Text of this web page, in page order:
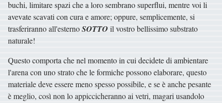
buchi, limitare spazi che a loro sembrano superflui, mentre voi li
avevate scavati con cura e amore; oppure, semplicemente, si
trasferiranno all'esternoSOTTO il vostro bellissimo substrato
naturale!
Questo comporta che nel momento in cui decidete di ambientare
l'arena con uno strato che le formiche possono elaborare, questo
materiale deve essere meno spesso possibile, e se è anche pesante
è meglio, così non lo appiccicheranno ai vetri, magari usandolo